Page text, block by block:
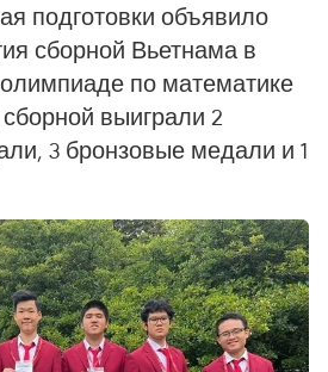
подготовки объявило
сборной Вьетнама в
по математике
выиграли 2
3 бронзовые медали и 1